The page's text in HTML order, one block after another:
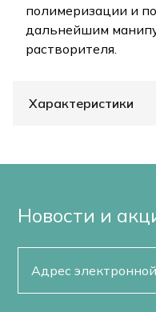
полимеризации и
дальнейшим
растворителя.
Характеристики
Новости и